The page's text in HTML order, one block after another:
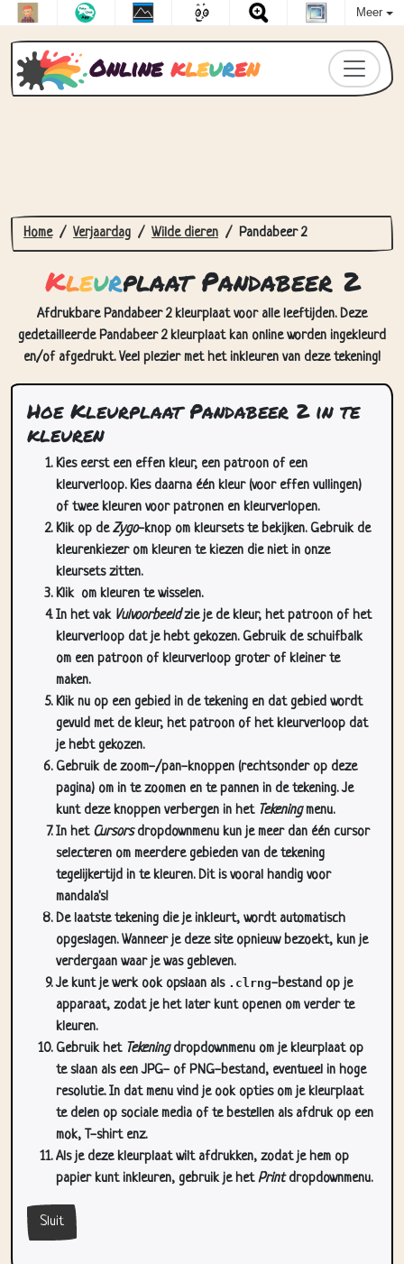
Meer
Online kleuren
Home Verjaardag Wilde dieren Pandabeer 2
Kleurplaat Pandabeer 2
Afdrukbare Pandabeer 2 kleurplaat voor alle leeftijden. Deze
gedetailleerde Pandabeer 2 kleurplaat kan online worden ingekleurd
en/of afgedrukt. Veel plezier met het inkleuren van deze tekening!
Hoe Kleurplaat Pandabeer 2 in te
kleuren
Kies eerst een effen kleur, een patroon of een
kleurverloop. Kies daarna één kleur (voor effen vullingen)
of twee kleuren voor patronen en kleurverlopen.
Klik op deZygo-knop om kleursets te bekijken. Gebruik de
kleurenkiezer om kleuren te kiezen die niet in onze
kleursets zitten.
Klik om kleuren te wisselen.
In het vak Vulvoorbeeldzie je de kleur, het patroon of het
kleurverloop dat je hebt gekozen. Gebruik de schuifbalk
om een patroon of kleurverloop groter of kleiner te
maken.
Klik nu op een gebied in de tekening en dat gebied wordt
gevuld met de kleur, het patroon of het kleurverloop dat
je hebt gekozen.
Gebruik de zoom-/pan-knoppen (rechtsonder op deze
pagina) om in te zoomen en te pannen in de tekening. Je
kunt deze knoppen verbergen in het Tekeningmenu.
In het Cursorsdropdownmenu kun je meer dan één cursor
selecteren om meerdere gebieden van de tekening
tegelijkertijd in te kleuren. Dit is vooral handig voor
mandala's!
De laatste tekening die je inkleurt, wordt automatisch
opgeslagen. Wanneer je deze site opnieuw bezoekt, kun je
verdergaan waar je was gebleven.
Je kunt je werk ook opslaan als .clrng-bestand op je
apparaat, zodat je het later kunt openen om verder te
kleuren.
Gebruik het Tekeningdropdownmenu om je kleurplaat op
te slaan als een JPG- of PNG-bestand, eventueel in hoge
resolutie. In dat menu vind je ook opties om je kleurplaat
te delen op sociale media of te bestellen als afdruk op een
mok, T-shirt enz.
Als je deze kleurplaat wilt afdrukken, zodat je hem op
papier kunt inkleuren, gebruik je hetPrintdropdownmenu.
Sluit